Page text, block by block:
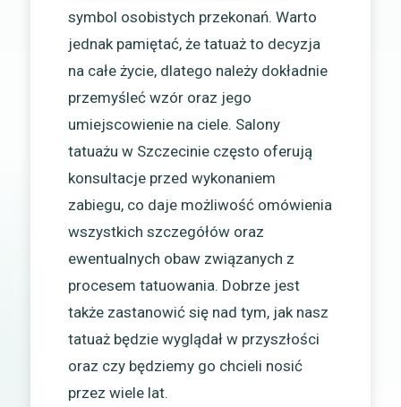
symbol osobistych przekonań. Warto
jednak pamiętać, że tatuaż to decyzja
na całe życie, dlatego należy dokładnie
przemyśleć wzór oraz jego
umiejscowienie na ciele. Salony
tatuażu w Szczecinie często oferują
konsultacje przed wykonaniem
zabiegu, co daje możliwość omówienia
wszystkich szczegółów oraz
ewentualnych obaw związanych z
procesem tatuowania. Dobrze jest
także zastanowić się nad tym, jak nasz
tatuaż będzie wyglądał w przyszłości
oraz czy będziemy go chcieli nosić
przez wiele lat.